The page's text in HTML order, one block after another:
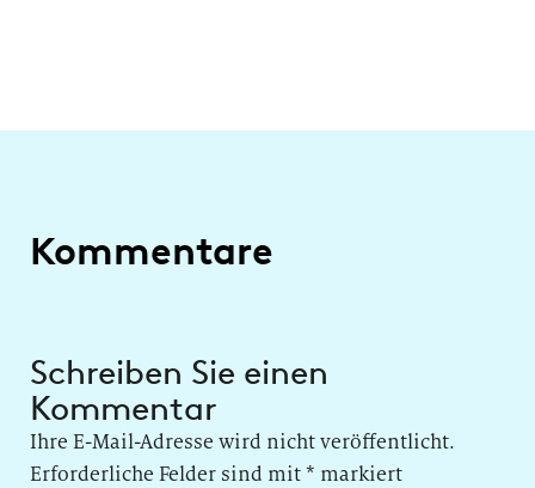
Kommentare
Schreiben Sie einen
Kommentar
Ihre E-Mail-Adresse wird nicht veröffentlicht.
Erforderliche Felder sind mit* markiert